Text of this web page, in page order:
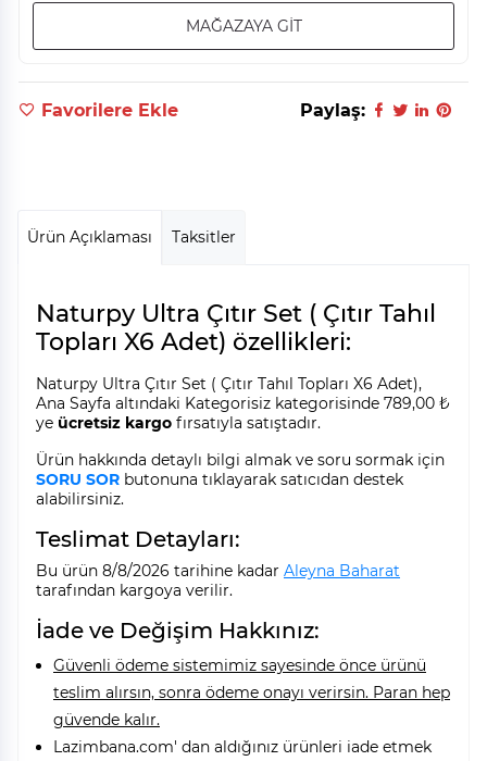
MAĞAZAYA GİT
Favorilere Ekle Paylaş:
Ürün Açıklaması Taksitler
Naturpy Ultra Çıtır Set ( Çıtır Tahıl
Topları X6 Adet) özellikleri:
Naturpy Ultra Çıtır Set ( Çıtır Tahıl Topları X6 Adet),
Ana Sayfa altındaki Kategorisiz kategorisinde 789,00 ₺
ye ücretsiz kargo fırsatıyla satıştadır.
Ürün hakkında detaylı bilgi almak ve soru sormak için
SORU SOR butonuna tıklayarak satıcıdan destek
alabilirsiniz.
Teslimat Detayları:
Bu ürün 8/8/2026 tarihine kadar Aleyna Baharat
tarafından kargoya verilir.
İade ve Değişim Hakkınız:
Güvenli ödeme sistemimiz sayesinde önce ürünü
teslim alırsın, sonra ödeme onayı verirsin. Paran hep
güvende kalır.
Lazimbana.com' dan aldığınız ürünleri iade etmek